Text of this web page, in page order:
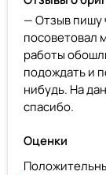
— Отзыв пишу
посоветовал
работы
подождать и
нибудь. На
спасибо.
Оценки